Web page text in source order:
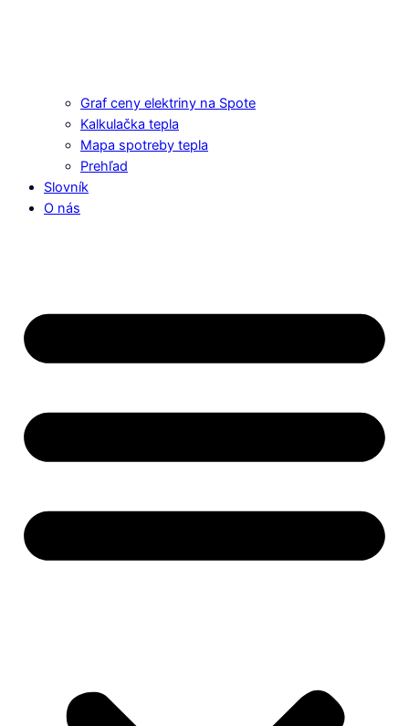
Graf ceny elektriny na Spote
Kalkulačka tepla
Mapa spotreby tepla
Prehľad
Slovník
O nás